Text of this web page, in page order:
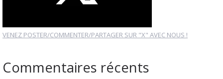
VENEZ POSTER/COMMENTER/PARTAGER SUR "X" AVEC NOUS !
Commentaires récents